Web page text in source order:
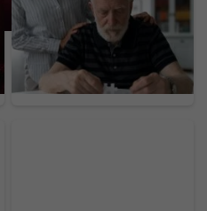
Chceš sa vyhnúť
demencii v starobe?
Zmenou troch návykov
medzi 45. a 65. rokom
získaš vyše dekádu
zdravého života